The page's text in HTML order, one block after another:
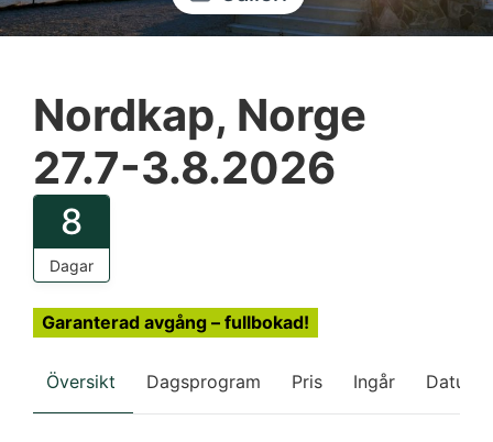
Nordkap, Norge
27.7-3.8.2026
8
Dagar
Garanterad avgång – fullbokad!
Översikt Dagsprogram Pris Ingår Datum